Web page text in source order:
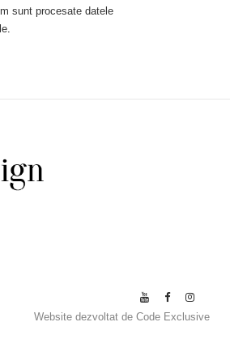
sunt procesate datele
.
Website dezvoltat de Code Exclusive